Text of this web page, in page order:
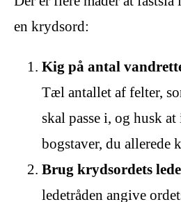
en krydsord:
Kig på antal
Tæl antallet af felter,
skal passe i, og husk
bogstaver, du allerede
Brug krydsordets
ledetråden angive